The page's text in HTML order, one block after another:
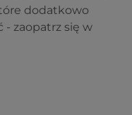
dodatkowo
- zaopatrz się w